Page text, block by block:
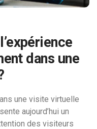
dans une
une visite virtuelle
aujourd’hui un
des visiteurs